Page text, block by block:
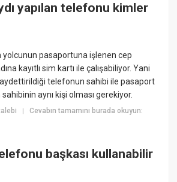
yapılan telefonu kimler
yolcunun pasaportuna işlenen cep
kayıtlı sim kartı ile çalışabiliyor. Yani
kaydettirildiği telefonun sahibi ile pasaport
aynı kişi olması gerekiyor.
|Cevabın tamamını burada okuyun:
başkası kullanabilir